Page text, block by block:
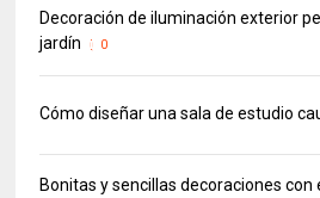
Decoración de iluminación exterior
jardín
0
Cómo diseñar una sala de estudio
Bonitas y sencillas decoraciones